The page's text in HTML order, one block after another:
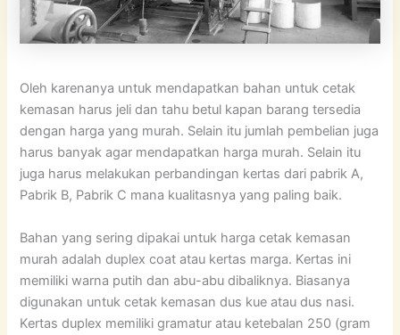
Oleh karenanya untuk mendapatkan bahan untuk cetak
kemasan harus jeli dan tahu betul kapan barang tersedia
dengan harga yang murah. Selain itu jumlah pembelian juga
harus banyak agar mendapatkan harga murah. Selain itu
juga harus melakukan perbandingan kertas dari pabrik A,
Pabrik B, Pabrik C mana kualitasnya yang paling baik.
Bahan yang sering dipakai untuk harga cetak kemasan
murah adalah duplex coat atau kertas marga. Kertas ini
memiliki warna putih dan abu-abu dibaliknya. Biasanya
digunakan untuk cetak kemasan dus kue atau dus nasi.
Kertas duplex memiliki gramatur atau ketebalan 250 (gram